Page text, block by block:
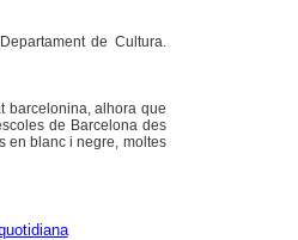
de Cultura.
barcelonina, alhora que
de Barcelona des
en blanc i negre, moltes